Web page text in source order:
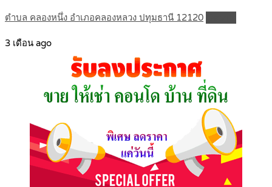
ตำบล คลองหนึ่ง อำเภอคลองหลวง ปทุมธานี 12120
3 เดือน ago